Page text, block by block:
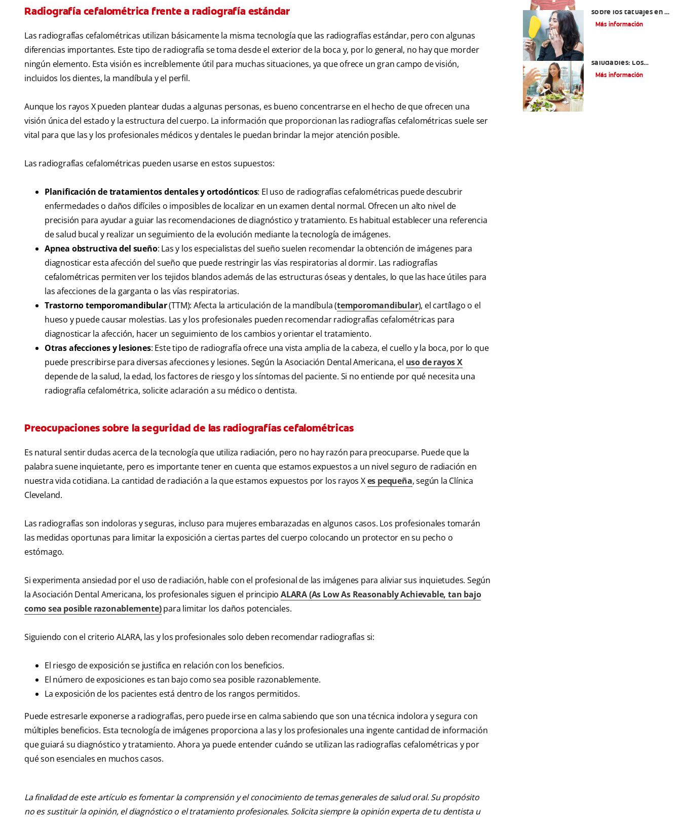
Radiografía cefalométrica frente a radiografía estándar
Las radiografías cefalométricas utilizan básicamente la misma tecnología que las radiografías estándar, pero con algunas
diferencias importantes. Este tipo de radiografía se toma desde el exterior de la boca y, por lo general, no hay que morder
ningún elemento. Esta visión es increíblemente útil para muchas situaciones, ya que ofrece un gran campo de visión,
incluidos los dientes, la mandíbula y el perfil.
Aunque los rayos X pueden plantear dudas a algunas personas, es bueno concentrarse en el hecho de que ofrecen una
visión única del estado y la estructura del cuerpo. La información que proporcionan las radiografías cefalométricas suele ser
vital para que las y los profesionales médicos y dentales le puedan brindar la mejor atención posible.
Las radiografías cefalométricas pueden usarse en estos supuestos:
Planificación de tratamientos dentales y ortodónticos: El uso de radiografías cefalométricas puede descubrir
enfermedades o daños difíciles o imposibles de localizar en un examen dental normal. Ofrecen un alto nivel de
precisión para ayudar a guiar las recomendaciones de diagnóstico y tratamiento. Es habitual establecer una referencia
de salud bucal y realizar un seguimiento de la evolución mediante la tecnología de imágenes.
Apnea obstructiva del sueño: Las y los especialistas del sueño suelen recomendar la obtención de imágenes para
diagnosticar esta afección del sueño que puede restringir las vías respiratorias al dormir. Las radiografías
cefalométricas permiten ver los tejidos blandos además de las estructuras óseas y dentales, lo que las hace útiles para
las afecciones de la garganta o las vías respiratorias.
Trastorno temporomandibular(TTM): Afecta la articulación de la mandíbula (temporomandibular), el cartílago o el
hueso y puede causar molestias. Las y los profesionales pueden recomendar radiografías cefalométricas para
diagnosticar la afección, hacer un seguimiento de los cambios y orientar el tratamiento.
Otras afecciones y lesiones: Este tipo de radiografía ofrece una vista amplia de la cabeza, el cuello y la boca, por lo que
puede prescribirse para diversas afecciones y lesiones. Según la Asociación Dental Americana, el uso de rayos X
depende de la salud, la edad, los factores de riesgo y los síntomas del paciente. Si no entiende por qué necesita una
radiografía cefalométrica, solicite aclaración a su médico o dentista.
Preocupaciones sobre la seguridad de las radiografías cefalométricas
Es natural sentir dudas acerca de la tecnología que utiliza radiación, pero no hay razón para preocuparse. Puede que la
palabra suene inquietante, pero es importante tener en cuenta que estamos expuestos a un nivel seguro de radiación en
nuestra vida cotidiana. La cantidad de radiación a la que estamos expuestos por los rayos Xes pequeña, según la Clínica
Cleveland.
Las radiografías son indoloras y seguras, incluso para mujeres embarazadas en algunos casos. Los profesionales tomarán
las medidas oportunas para limitar la exposición a ciertas partes del cuerpo colocando un protector en su pecho o
estómago.
Si experimenta ansiedad por el uso de radiación, hable con el profesional de las imágenes para aliviar sus inquietudes. Según
la Asociación Dental Americana, los profesionales siguen el principio ALARA (As Low As Reasonably Achievable, tan bajo
como sea posible razonablemente)para limitar los daños potenciales.
Siguiendo con el criterio ALARA, las y los profesionales solo deben recomendar radiografías si:
El riesgo de exposición se justifica en relación con los beneficios.
El número de exposiciones es tan bajo como sea posible razonablemente.
La exposición de los pacientes está dentro de los rangos permitidos.
Puede estresarle exponerse a radiografías, pero puede irse en calma sabiendo que son una técnica indolora y segura con
múltiples beneficios. Esta tecnología de imágenes proporciona a las y los profesionales una ingente cantidad de información
que guiará su diagnóstico y tratamiento. Ahora ya puede entender cuándo se utilizan las radiografías cefalométricas y por
qué son esenciales en muchos casos.
La finalidad de este artículo es fomentar la comprensión y el conocimiento de temas generales de salud oral. Su propósito
no es sustituir la opinión, el diagnóstico o el tratamiento profesionales. Solicita siempre la opinión experta de tu dentista u
sobre los tatuajes en el
labio
Más información
saludables: Los
mejores siete
Más información